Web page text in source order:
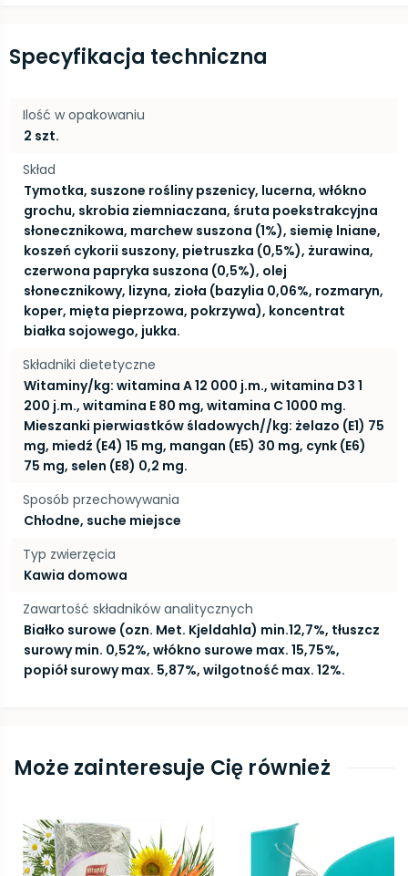
Specyfikacja techniczna
Ilość w opakowaniu
2 szt.
Skład
Tymotka, suszone rośliny pszenicy, lucerna, włókno
grochu, skrobia ziemniaczana, śruta poekstrakcyjna
słonecznikowa, marchew suszona (1%), siemię lniane,
koszeń cykorii suszony, pietruszka (0,5%), żurawina,
czerwona papryka suszona (0,5%), olej
słonecznikowy, lizyna, zioła (bazylia 0,06%, rozmaryn,
koper, mięta pieprzowa, pokrzywa), koncentrat
białka sojowego, jukka.
Składniki dietetyczne
Witaminy/kg: witamina A 12 000 j.m., witamina D3 1
200 j.m., witamina E 80 mg, witamina C 1000 mg.
Mieszanki pierwiastków śladowych//kg: żelazo (E1) 75
mg, miedź (E4) 15 mg, mangan (E5) 30 mg, cynk (E6)
75 mg, selen (E8) 0,2 mg.
Sposób przechowywania
Chłodne, suche miejsce
Typ zwierzęcia
Kawia domowa
Zawartość składników analitycznych
Białko surowe (ozn. Met. Kjeldahla) min.12,7%, tłuszcz
surowy min. 0,52%, włókno surowe max. 15,75%,
popiół surowy max. 5,87%, wilgotność max. 12%.
Może zainteresuje Cię również